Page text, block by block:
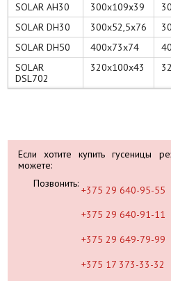
SOLAR AH30
300x109x39
SOLAR DH30
300x52,5x76
SOLAR DH50
400x73x74
SOLAR
DSL702
320x100x43
Если хотите купить гусеницы
можете:
Позвонить:
+375 29 640-95-55
+375 29 640-91-11
+375 29 649-79-99
+375 17 373-33-32